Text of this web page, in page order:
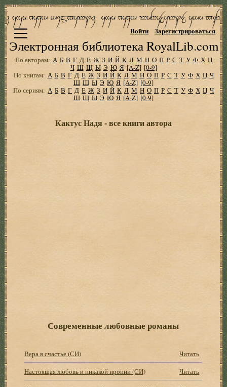
Электронная библиотека RoyalLib.com
Войти Зарегистрироваться
По авторам: А Б В Г Д Е Ж З И Й К Л М Н О П Р С Т У Ф Х Ц
Ч Ш Щ Ы Э Ю Я [A-Z] [0-9]
По книгам: А Б В Г Д Е Ж З И Й К Л М Н О П Р С Т У Ф Х Ц Ч
Ш Щ Ы Э Ю Я [A-Z] [0-9]
По сериям: А Б В Г Д Е Ж З И Й К Л М Н О П Р С Т У Ф Х Ц Ч
Ш Щ Ы Э Ю Я [A-Z] [0-9]
Кактус Надя - все книги автора
Современные любовные романы
Вера в счастье (СИ)
Читать
Настоящая любовь и никакой иронии (СИ)
Читать